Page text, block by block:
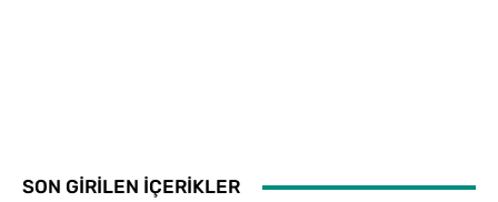
SON GİRİLEN İÇERİKLER